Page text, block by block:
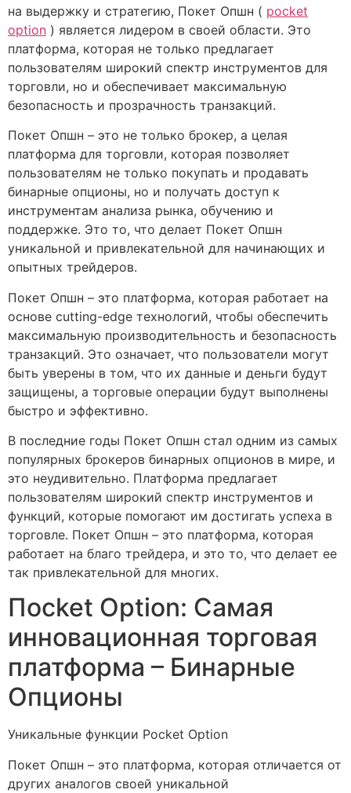
на выдержку и стратегию, Покет Опшн ( pocket
option ) является лидером в своей области. Это
платформа, которая не только предлагает
пользователям широкий спектр инструментов для
торговли, но и обеспечивает максимальную
безопасность и прозрачность транзакций.
Покет Опшн – это не только брокер, а целая
платформа для торговли, которая позволяет
пользователям не только покупать и продавать
бинарные опционы, но и получать доступ к
инструментам анализа рынка, обучению и
поддержке. Это то, что делает Покет Опшн
уникальной и привлекательной для начинающих и
опытных трейдеров.
Покет Опшн – это платформа, которая работает на
основе cutting-edge технологий, чтобы обеспечить
максимальную производительность и безопасность
транзакций. Это означает, что пользователи могут
быть уверены в том, что их данные и деньги будут
защищены, а торговые операции будут выполнены
быстро и эффективно.
В последние годы Покет Опшн стал одним из самых
популярных брокеров бинарных опционов в мире, и
это неудивительно. Платформа предлагает
пользователям широкий спектр инструментов и
функций, которые помогают им достигать успеха в
торговле. Покет Опшн – это платформа, которая
работает на благо трейдера, и это то, что делает ее
так привлекательной для многих.
Пocket Option: Самая
инновационная торговая
платформа – Бинарные
Опционы
Уникальные функции Pocket Option
Покет Опшн – это платформа, которая отличается от
других аналогов своей уникальной